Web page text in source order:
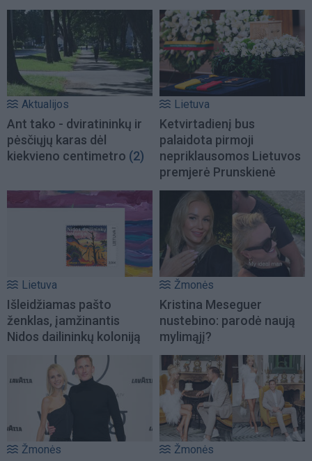
Aktualijos
Ant tako - dviratininkų ir
pėsčiųjų karas dėl
kiekvieno centimetro (2)
Lietuva
Ketvirtadienį bus
palaidota pirmoji
nepriklausomos Lietuvos
premjerė Prunskienė
Lietuva
Išleidžiamas pašto
ženklas, įamžinantis
Nidos dailininkų koloniją
Žmonės
Kristina Meseguer
nustebino: parodė naują
mylimąjį?
Žmonės Žmonės